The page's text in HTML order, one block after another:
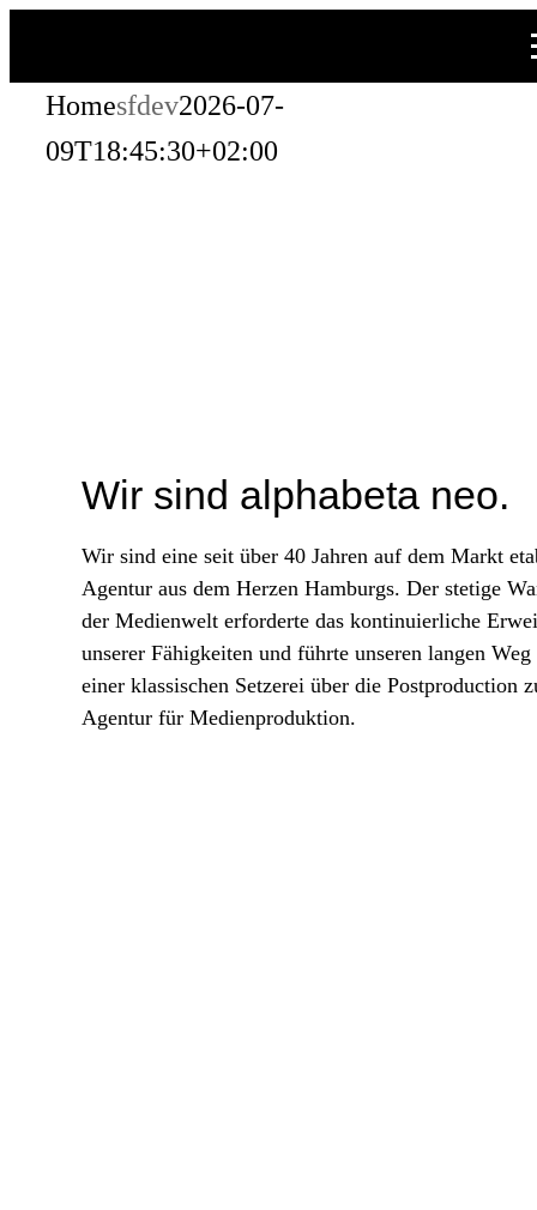
Inhalt
springen
Homesfdev2026-07-
09T18:45:30+02:00
Wir sind alphabeta neo.
Wir sind eine seit über 40 Jahren auf dem Markt
Agentur aus dem Herzen Hamburgs. Der stetige
der Medienwelt erforderte das kontinuierliche
unserer Fähigkeiten und führte unseren langen
einer klassischen Setzerei über die Postproduction
Agentur für Medienproduktion.